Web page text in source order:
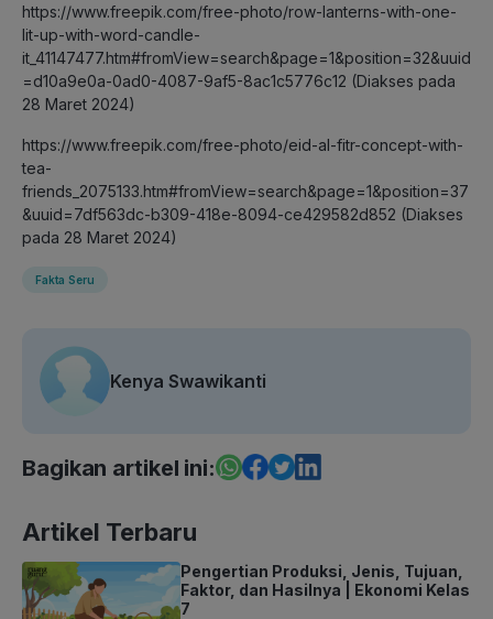
https://www.freepik.com/free-photo/row-lanterns-with-one-
lit-up-with-word-candle-
it_41147477.htm#fromView=search&page=1&position=32&uuid
=d10a9e0a-0ad0-4087-9af5-8ac1c5776c12 (Diakses pada
28 Maret 2024)
https://www.freepik.com/free-photo/eid-al-fitr-concept-with-
tea-
friends_2075133.htm#fromView=search&page=1&position=37
&uuid=7df563dc-b309-418e-8094-ce429582d852 (Diakses
pada 28 Maret 2024)
Fakta Seru
Kenya Swawikanti
Bagikan artikel ini:
Artikel Terbaru
Pengertian Produksi, Jenis, Tujuan,
Faktor, dan Hasilnya | Ekonomi Kelas
7